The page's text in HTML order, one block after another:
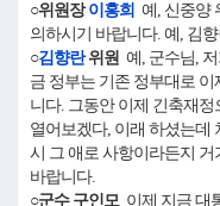
○위원장이홍희 예, 신중양
의하시기 바랍니다. 예, 김
○김향란위원 예, 군수님,
금 정부는 기존 정부대로
니다. 그동안 이제 긴축재
열어보겠다, 이래 하셨는데
시 그 애로 사항이라든지 거
바랍니다.
○군수 구인모이제 지금 대